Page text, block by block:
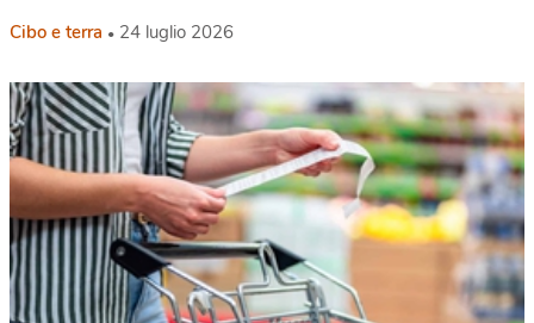
Cibo e terra 24 luglio 2026